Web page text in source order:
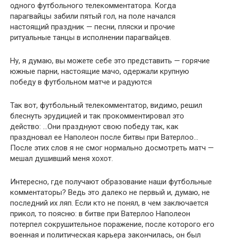
одного футбольного телекомментатора. Когда
парагвайцы забили пятый гол, на поле начался
настоящий праздник — песни, пляски и прочие
ритуальные танцы в исполнении парагвайцев.
Ну, я думаю, вы можете себе это представить — горячие
южные парни, настоящие мачо, одержали крупную
победу в футбольном матче и радуются
Так вот, футбольный телекомментатор, видимо, решил
блеснуть эрудицией и так прокомментировал это
действо: …Они празднуют свою победу так, как
праздновал ее Наполеон после битвы при Ва­терлоо…
После этих слов я не смог нормально досмотреть матч —
мешал душивший меня хохот.
Интересно, где получают образование наши футбольные
ком­ментаторы? Ведь это далеко не первый и, думаю, не
последний их ляп. Если кто не понял, в чем заключается
прикол, то поясню: в бит­ве при Ватерлоо Наполеон
потерпел сокрушительное поражение, после которого его
военная и политическая карьера закончилась, он был